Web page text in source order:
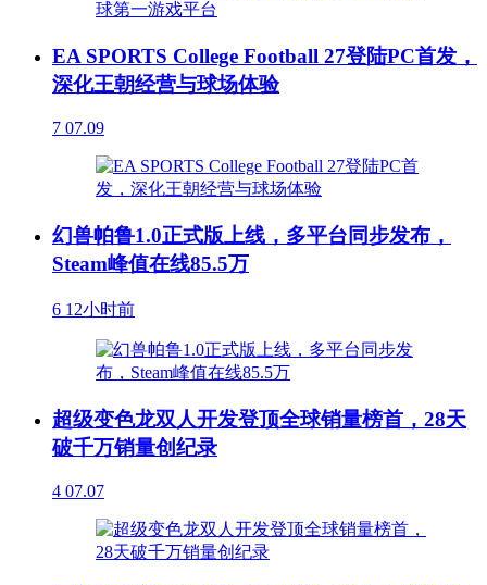
EA SPORTS College Football 27登陆PC首发，
深化王朝经营与球场体验
7 07.09
幻兽帕鲁1.0正式版上线，多平台同步发布，
Steam峰值在线85.5万
6 12小时前
超级变色龙双人开发登顶全球销量榜首，28天
破千万销量创纪录
4 07.07